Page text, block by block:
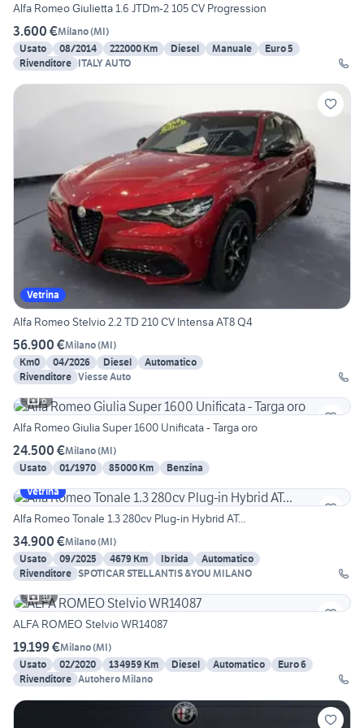
Alfa Romeo Giulietta 1.6 JTDm-2 105 CV Progression
3.600 €Milano(MI)
Usato
08/2014 222000 Km Diesel Manuale
Euro 5
Rivenditore ITALY AUTO
Vetrina
Alfa Romeo Stelvio 2.2 TD 210 CV Intensa AT8 Q4
56.900 €Milano(MI)
Km0
04/2026 Diesel
Automatico
Rivenditore Viesse Auto
6
Alfa Romeo Giulia Super 1600 Unificata - Targa oro
24.500 €Milano(MI)
Usato
01/1970 85000 Km
Benzina
Vetrina
Alfa Romeo Tonale 1.3 280cv Plug-in Hybrid AT...
34.900 €Milano(MI)
Usato
09/2025 4679 Km Ibrida
Automatico
Rivenditore SPOTICAR STELLANTIS &YOU MILANO
10
ALFA ROMEO Stelvio WR14087
19.199 €Milano(MI)
Usato
02/2020 134959 Km Diesel Automatico
Euro 6
Rivenditore Autohero Milano